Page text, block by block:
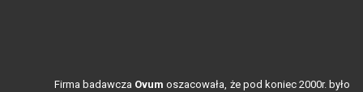
Firma badawcza Ovum oszacowała, że pod koniec 2000r. było